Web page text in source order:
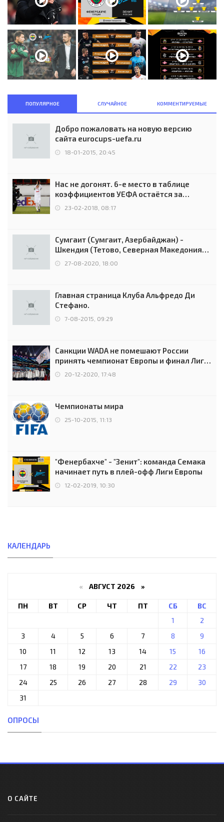
ПОПУЛЯРНОЕ СЛУЧАЙНОЕ КОММЕНТИРУЕМЫЕ
Добро пожаловать на новую версию
сайта eurocups-uefa.ru
18-01-2015, 20:45
Нас не догонят. 6-е место в таблице
коэффициентов УЕФА остаётся за
Россией
23-02-2018, 08:17
Сумгаит (Сумгаит, Азербайджан) -
Шкендия (Тетово, Северная Македония) -
0:2 (0:0)
27-08-2020, 18:00
Главная страница Клуба Альфредо Ди
Стефано.
7-08-2015, 09:29
Санкции WADA не помешают России
принять чемпионат Европы и финал Лиги
чемпионов.
20-12-2020, 17:48
Чемпионаты мира
25-10-2015, 11:13
"Фенербахче" - "Зенит": команда Семака
начинает путь в плей-офф Лиги Европы
12-02-2019, 10:30
КАЛЕНДАРЬ
« АВГУСТ 2026 »
ПН ВТ СР ЧТ ПТ СБ
ВС
1
2
3
4 5 6 7 8
9
10
11 12 13 14 15
16
17
18 19 20 21 22
23
24
25 26 27 28 29
30
31
ОПРОСЫ
О САЙТЕ